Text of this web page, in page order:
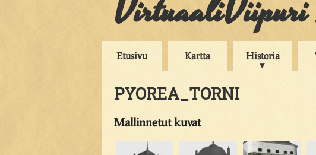
Etusivu Kartta Historia
PYOREA_TORNI
Mallinnetut kuvat